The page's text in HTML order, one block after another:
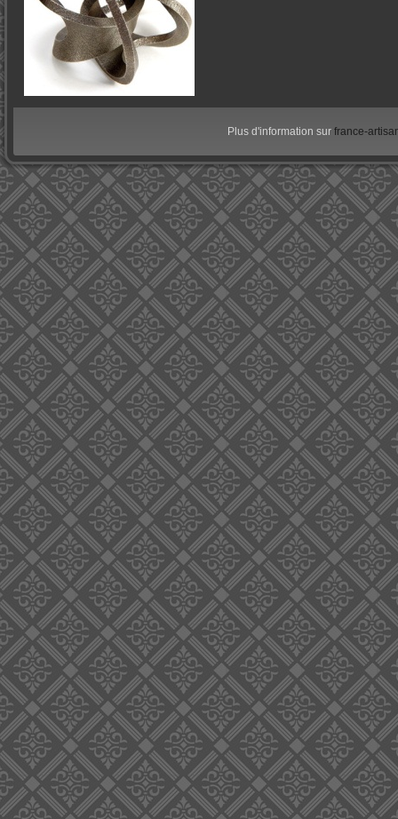
Plus d'information sur france-